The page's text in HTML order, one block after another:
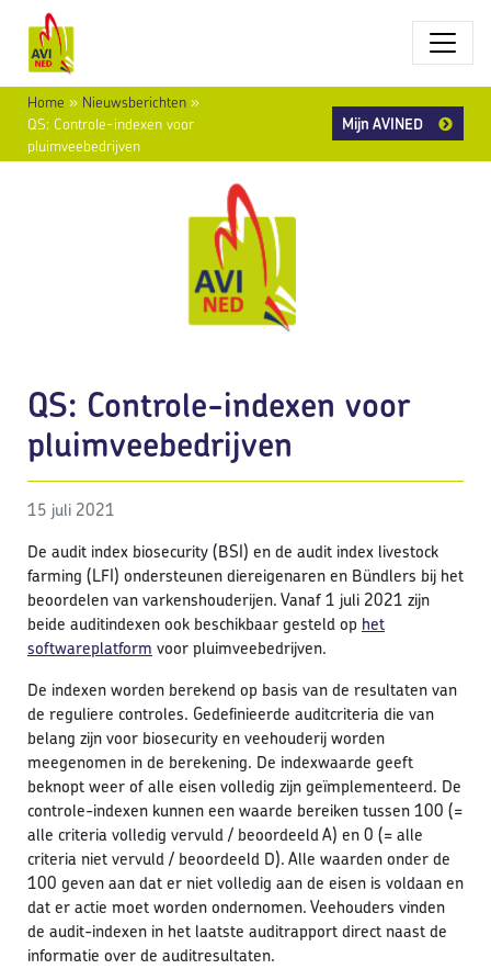
Home » Nieuwsberichten »
QS: Controle-indexen voor
pluimveebedrijven
Mijn AVINED
QS: Controle-indexen voor
pluimveebedrijven
15 juli 2021
De audit index biosecurity (BSI) en de audit index livestock
farming (LFI) ondersteunen diereigenaren en Bündlers bij het
beoordelen van varkenshouderijen. Vanaf 1 juli 2021 zijn
beide auditindexen ook beschikbaar gesteld op het
softwareplatform voor pluimveebedrijven.
De indexen worden berekend op basis van de resultaten van
de reguliere controles. Gedefinieerde auditcriteria die van
belang zijn voor biosecurity en veehouderij worden
meegenomen in de berekening. De indexwaarde geeft
beknopt weer of alle eisen volledig zijn geïmplementeerd. De
controle-indexen kunnen een waarde bereiken tussen 100 (=
alle criteria volledig vervuld / beoordeeld A) en 0 (= alle
criteria niet vervuld / beoordeeld D). Alle waarden onder de
100 geven aan dat er niet volledig aan de eisen is voldaan en
dat er actie moet worden ondernomen. Veehouders vinden
de audit-indexen in het laatste auditrapport direct naast de
informatie over de auditresultaten.